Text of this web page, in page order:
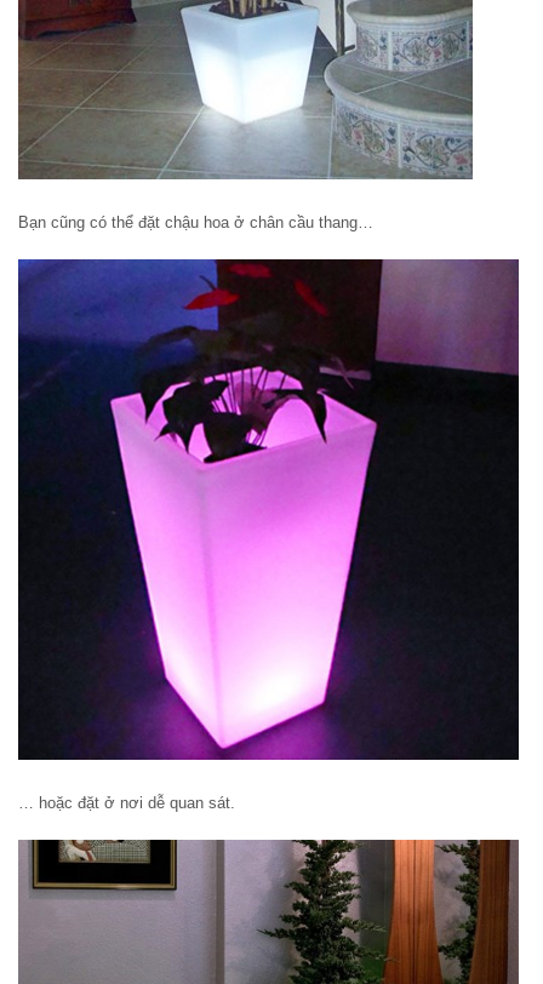
Bạn cũng có thể đặt chậu hoa ở chân cầu thang…
… hoặc đặt ở nơi dễ quan sát.